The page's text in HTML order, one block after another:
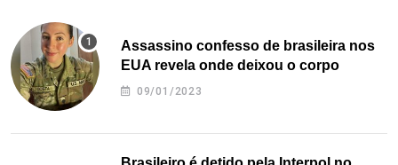
Assassino confesso de brasileira nos
EUA revela onde deixou o corpo
09/01/2023